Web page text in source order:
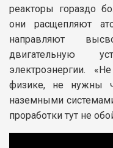
реакторы гораздо
они расщепляют
направляют
двигательную
электроэнергии.
физике, не нужны
наземными
проработки тут не